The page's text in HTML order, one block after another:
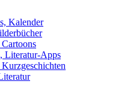
Kalender
Literatur-Apps